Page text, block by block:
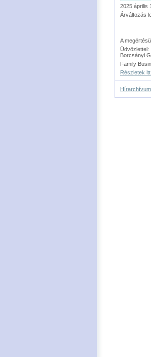
2025 április
Árváltozás
A
Üdvözlettel:
Borcsányi
Family
Részletek itt!
Hírarchívum